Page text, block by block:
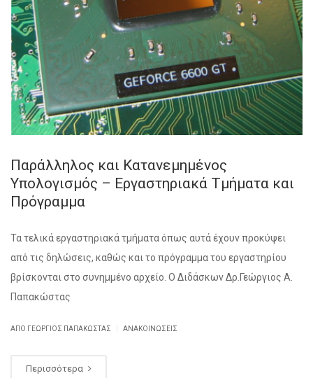
Παράλληλος και Κατανεμημένος
Υπολογισμός – Εργαστηριακά Τμήματα και
Πρόγραμμα
Τα τελικά εργαστηριακά τμήματα όπως αυτά έχουν προκύψει
από τις δηλώσεις, καθώς και το πρόγραμμα του εργαστηρίου
βρίσκονται στο συνημμένο αρχείο. Ο Διδάσκων Δρ.Γεώργιος Α.
Παπακώστας
ΑΠΌ ΓΕΏΡΓΙΟΣ ΠΑΠΑΚΏΣΤΑΣ ΑΝΑΚΟΙΝΏΣΕΙΣ
Περισσότερα